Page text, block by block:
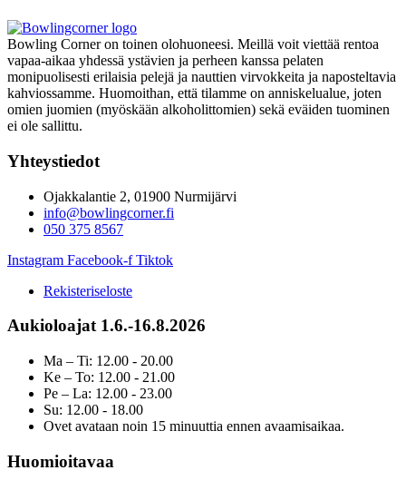
Bowling Corner on toinen olohuoneesi. Meillä voit viettää rentoa
vapaa-aikaa yhdessä ystävien ja perheen kanssa pelaten
monipuolisesti erilaisia pelejä ja nauttien virvokkeita ja naposteltavia
kahviossamme. Huomoithan, että tilamme on anniskelualue, joten
omien juomien (myöskään alkoholittomien) sekä eväiden tuominen
ei ole sallittu.
Yhteystiedot
Ojakkalantie 2, 01900 Nurmijärvi
info@bowlingcorner.fi
050 375 8567
Instagram Facebook-f Tiktok
Rekisteriseloste
Aukioloajat 1.6.-16.8.2026
Ma – Ti: 12.00 - 20.00
Ke – To: 12.00 - 21.00
Pe – La: 12.00 - 23.00
Su: 12.00 - 18.00
Ovet avataan noin 15 minuuttia ennen avaamisaikaa.
Huomioitavaa